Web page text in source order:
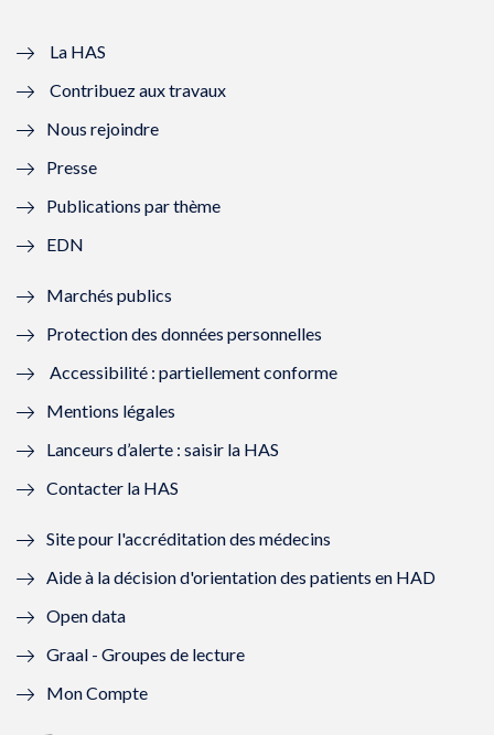
l
l
f
n
ê
t
r
e
)
e
e
n
ê
r
)
ê
t
e
ê
)
La HAS
Contribuez aux travaux
Nous rejoindre
Presse
Publications par thème
EDN
Marchés publics
Protection des données personnelles
Accessibilité : partiellement conforme
Mentions légales
Lanceurs d’alerte : saisir la HAS
Contacter la HAS
Site pour l'accréditation des médecins
Aide à la décision d'orientation des patients en HAD
Open data
Graal - Groupes de lecture
Mon Compte